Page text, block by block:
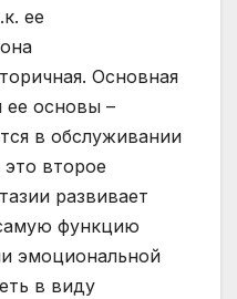
ее
Основная
ее основы –
в обслуживании
второе
развивает
функцию
эмоциональной
в виду